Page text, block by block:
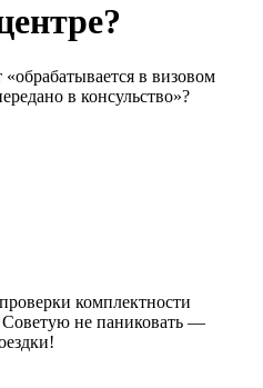
в визовом
в консульство»?
комплектности
Советую не паниковать —